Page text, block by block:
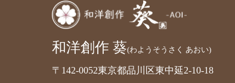
和洋創作 葵(わようそうさく あおい)
〒142-0052東京都品川区東中延2-10-18